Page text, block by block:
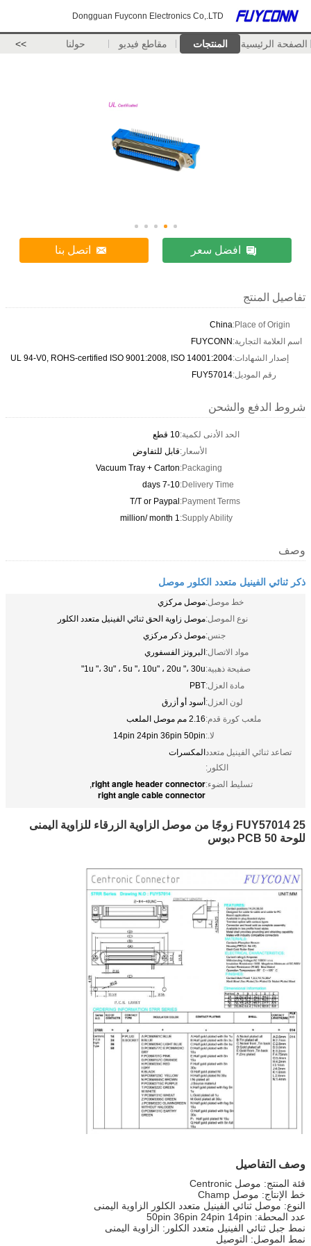
Dongguan Fuyconn Electronics Co,.LTD
الصفحة الرئيسية المنتجات مقاطع فيديو حولنا >>
افضل سعر اتصل بنا
تفاصيل المنتج
Place of Origin:
China
اسم العلامة التجارية:FUYCONN
إصدار الشهادات:UL 94-V0, ROHS-certified ISO 9001:2008, ISO 14001:2004
رقم الموديل:FUY57014
شروط الدفع والشحن
الحد الأدنى لكمية:10 قطع
الأسعار:قابل للتفاوض
Packaging:
Vacuum Tray + Carton
Delivery Time:
7-10 days
Payment Terms:
T/T or Paypal
Supply Ability:
1 million/ month
وصف
ذكر ثنائي الفينيل متعدد الكلور موصل
خط موصل:موصل مركزي
نوع الموصل:موصل زاوية الحق ثنائي الفينيل متعدد الكلور
جنس:موصل ذكر مركزي
مواد الاتصال:البرونز الفسفوري
صفيحة ذهبية:1u "، 3u" ، 5u "، 10u" ، 20u "، 30u"
مادة العزل:PBT
لون العزل:أسود أو أزرق
ملعب كورة قدم:2.16 مم موصل الملعب
لا.:14pin 24pin 36pin 50pin
تصاعد ثنائي الفينيل متعدد
الكلور:
المكسرات
تسليط الضوء:right angle header connector
,
right angle cable connector
FUY57014 25 زوجًا من موصل الزاوية الزرقاء للزاوية اليمنى
للوحة PCB 50 دبوس
وصف التفاصيل
فئة المنتج: موصل Centronic
خط الإنتاج: موصل Champ
النوع: موصل ثنائي الفينيل متعدد الكلور الزاوية اليمنى
عدد المحطة: 50pin 36pin 24pin 14pin
نمط جبل ثنائي الفينيل متعدد الكلور: الزاوية اليمنى
نمط الموصل: التوصيل